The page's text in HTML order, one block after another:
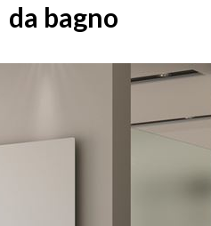
da bagno